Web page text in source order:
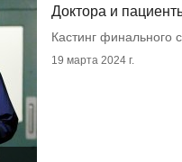
Доктора и
Кастинг финального
19 марта 2024 г.